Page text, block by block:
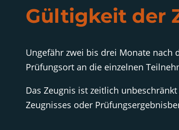
Gültigkeit der
Ungefähr zwei bis drei Monate nach
Prüfungsort an die einzelnen
Das Zeugnis ist zeitlich
Zeugnisses oder